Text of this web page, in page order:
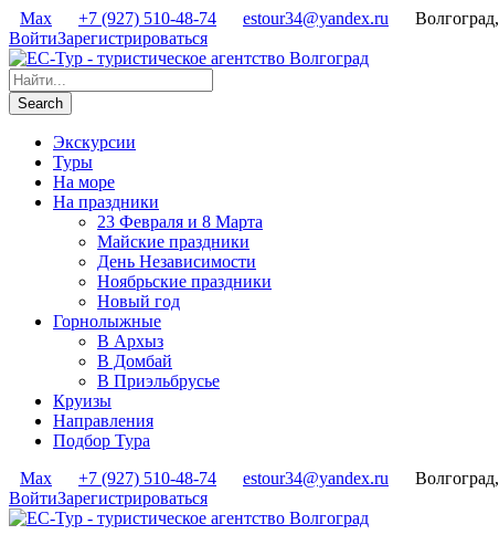
Max +7 (927) 510-48-74 estour34@yandex.ru
ВойтиЗарегистрироваться
Экскурсии
Туры
На море
На праздники
23 Февраля и 8 Марта
Майские праздники
День Независимости
Ноябрьские праздники
Новый год
Горнолыжные
В Архыз
В Домбай
В Приэльбрусье
Круизы
Направления
Подбор Тура
Max
+7 (927) 510-48-74 estour34@yandex.ru
ВойтиЗарегистрироваться